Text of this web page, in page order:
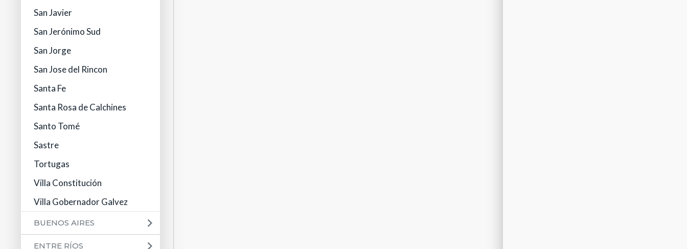
San Javier
San Jerónimo Sud
San Jorge
San Jose del Rincon
Santa Fe
Santa Rosa de Calchines
Santo Tomé
Sastre
Tortugas
Villa Constitución
Villa Gobernador Galvez
BUENOS AIRES
ENTRE RÍOS